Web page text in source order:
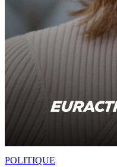
POLITIQUE